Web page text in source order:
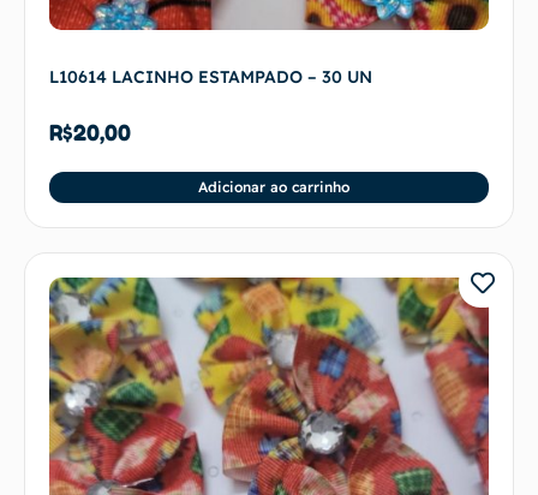
L10614 LACINHO ESTAMPADO – 30 UN
R$20,00
Adicionar ao carrinho